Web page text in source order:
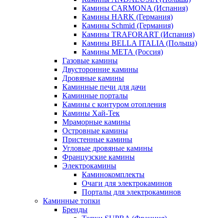
Камины CARMONA (Испания)
Камины HARK (Германия)
Камины Schmid (Германия)
Камины TRAFORART (Испания)
Камины BELLA ITALIA (Польша)
Камины МЕТА (Россия)
Газовые камины
Двусторонние камины
Дровяные камины
Каминные печи для дачи
Каминные порталы
Камины с контуром отопления
Камины Хай-Тек
Мраморные камины
Островные камины
Пристенные камины
Угловые дровяные камины
Французские камины
Электрокамины
Каминокомплекты
Очаги для электрокаминов
Порталы для электрокаминов
Каминные топки
Бренды